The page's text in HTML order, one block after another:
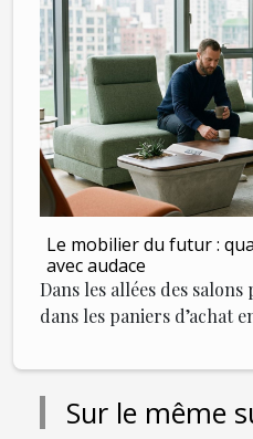
Le mobilier du futur :
avec audace
Dans les allées des
dans les paniers d’achat
Sur le même